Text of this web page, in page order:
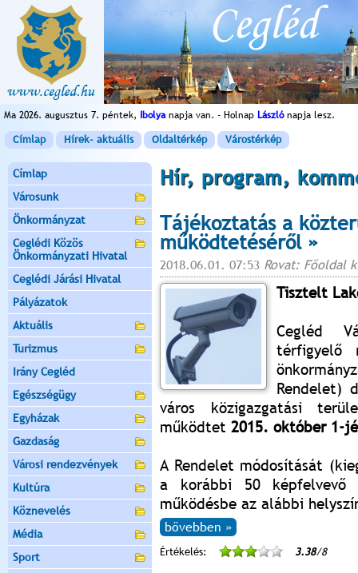
Ma 2026. augusztus 7. péntek, Ibolyanapja van. - Holnap Lászlónapja lesz.
Címlap Hírek- aktuális Oldaltérkép Várostérkép
Címlap
Városunk
Önkormányzat
Ceglédi Közös
Önkormányzati Hivatal
Ceglédi Járási Hivatal
Pályázatok
Aktuális
Turizmus
Irány Cegléd
Egészségügy
Egyházak
Gazdaság
Városi rendezvények
Kultúra
Köznevelés
Média
Sport
Hír, program,
Tájékoztatás a
működtetéséről »
2018.06.01. 07:53 Rovat: Főoldal
Tisztelt
Cegléd
térfigyelő
Rendelet)
város közigazgatási
működtet 2015. október 1-
A Rendelet módosítását
a korábbi 50
működésbe az alábbi
bővebben »
Értékelés: 3.38/8